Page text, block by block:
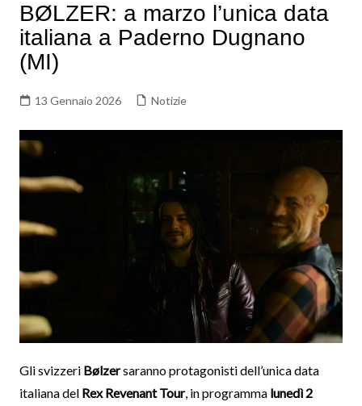
BØLZER: a marzo l’unica data
italiana a Paderno Dugnano
(MI)
13 Gennaio 2026 Notizie
Gli svizzeri Bølzersaranno protagonisti dell’unica data
italiana del Rex Revenant Tour, in programma lunedì 2